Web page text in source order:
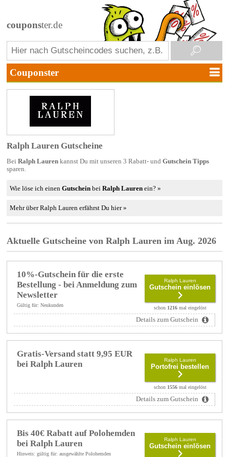
couponster.de
Ralph Lauren Gutscheine
Bei Ralph Laurenkannst Du mit unseren 3 Rabatt- und Gutschein Tipps
sparen.
Wie löse ich einenGutschein beiRalph Lauren ein? »
Mehr über Ralph Lauren erfährst Du hier »
Aktuelle Gutscheine von Ralph Lauren im Aug. 2026
10%-Gutschein für die erste
Bestellung - bei Anmeldung zum
Newsletter
Gültig für: Neukunden
Ralph Lauren
Gutschein einlösen
schon 1216mal eingelöst
Details zum Gutschein
Gratis-Versand statt 9,95 EUR
bei Ralph Lauren
Ralph Lauren
Portofrei bestellen
schon 1556mal eingelöst
Details zum Gutschein
Bis 40€ Rabatt auf Polohemden
bei Ralph Lauren
Hinweis: gültig für: ausgewählte Polohemden
Ralph Lauren
Gutschein einlösen